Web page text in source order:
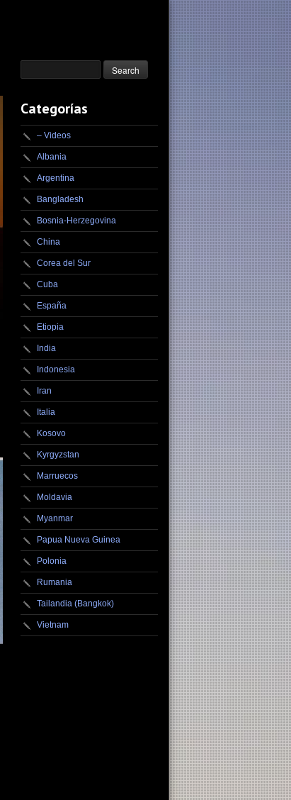
Categorías
– Videos
Albania
Argentina
Bangladesh
Bosnia-Herzegovina
China
Corea del Sur
Cuba
España
Etiopia
India
Indonesia
Iran
Italia
Kosovo
Kyrgyzstan
Marruecos
Moldavia
Myanmar
Papua Nueva Guinea
Polonia
Rumania
Tailandia (Bangkok)
Vietnam